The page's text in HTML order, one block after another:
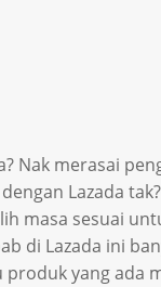
Nak merasai
Lazada
masa sesuai
di Lazada ini
produk yang ada